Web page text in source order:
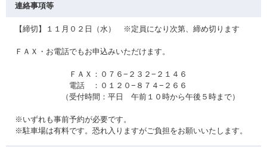
連絡事項等
【締切】１１月０２日（水） ※定員になり次第、締め切ります
ＦＡＸ・お電話でもお申込みいただけます。
ＦＡＸ：０７６−２３２−２１４６
電話 ：０１２０−８７４−２６６
（受付時間：平日 午前１０時から午後５時まで）
※いずれも事前予約が必要です。
※駐車場は有料です。恐れ入りますがご負担をお願いいたします。